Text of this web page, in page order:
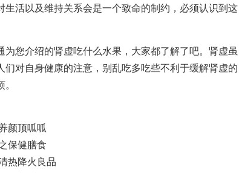
生活以及维持关系会是一个致命的制约，必须认识到这
为您介绍的肾虚吃什么水果，大家都了解了吧。肾虚虽
们对自身健康的注意，别乱吃多吃些不利于缓解肾虚的
颜顶呱呱
保健膳食
热降火良品